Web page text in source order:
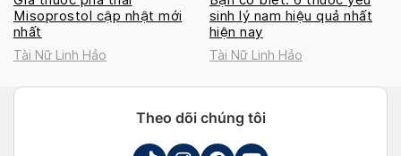
Misoprostol cập nhật mới
nhất
Tài Nữ Linh Hảo
sinh lý nam hiệu quả nhất
hiện nay
Tài Nữ Linh Hảo
Theo dõi chúng tôi